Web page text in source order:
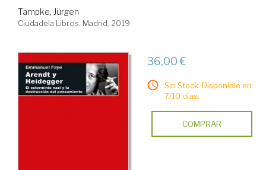
Tampke, Jürgen
Ciudadela Libros. Madrid, 2019
36,00 €
Sin Stock. Disponible en
7/10 días.
COMPRAR